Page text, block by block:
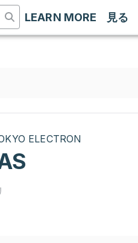
LEARN MORE 見る
ELECTRON